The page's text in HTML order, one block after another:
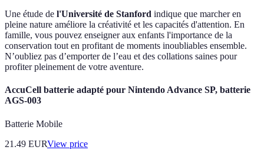
Une étude de l'Université de Stanford indique que marcher en
pleine nature améliore la créativité et les capacités d'attention. En
famille, vous pouvez enseigner aux enfants l'importance de la
conservation tout en profitant de moments inoubliables ensemble.
N’oubliez pas d’emporter de l’eau et des collations saines pour
profiter pleinement de votre aventure.
AccuCell batterie adapté pour Nintendo Advance SP, batterie
AGS-003
Batterie Mobile
21.49 EURView price